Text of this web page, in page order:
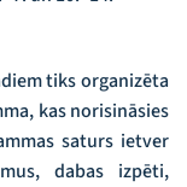
tiks organizēta
kas norisināsies
saturs ietver
dabas izpēti,